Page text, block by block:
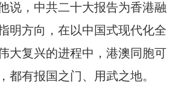
说，中共二十大报告为香港融
明方向，在以中国式现代化全
大复兴的进程中，港澳同胞可
都有报国之门、用武之地。